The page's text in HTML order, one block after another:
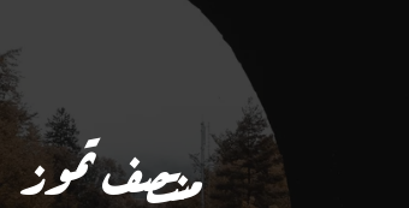
منتصف تموز